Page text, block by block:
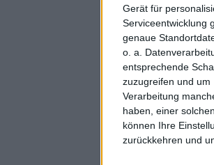
Gerät für
Serviceentwicklung
genaue
o. a.
entsprechende
zuzugreifen und
Verarbeitung
haben, einer
können Ihre
zurückkehren und